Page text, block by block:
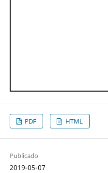
PDF HTML
Publicado
2019-05-07